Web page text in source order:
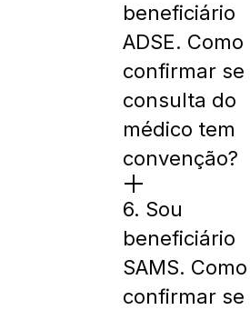
beneficiário
ADSE. Como
confirmar se
consulta do
médico tem
convenção?
6. Sou
beneficiário
SAMS. Como
confirmar se